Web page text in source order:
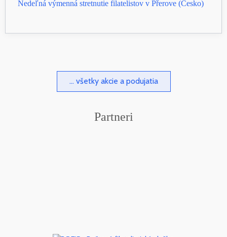
Nedeľná výmenná stretnutie filatelistov v Přerove (Česko)
... všetky akcie a podujatia
Partneri